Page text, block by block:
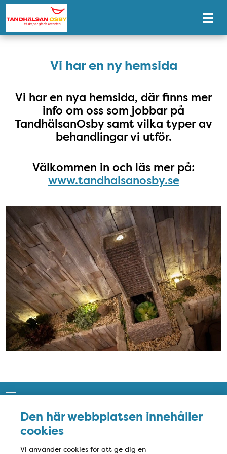
Den här webbplatsen innehåller
cookies
Vi använder cookies för att ge dig en
Tillgänglighetsmeny
Välkommen!Vi har en ny hemsida
Vi har en nya hemsida, där finns mer
info om oss som jobbar på
TandhälsanOsby samt vilka typer av
behandlingar vi utför.
Välkommen in och läs mer på:
www.tandhalsanosby.se
Bild på en hälsokälla
Snabblänkar
Sidfot
Kontakta ossTandhälsan Osby